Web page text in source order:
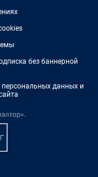
без баннерной
данных и